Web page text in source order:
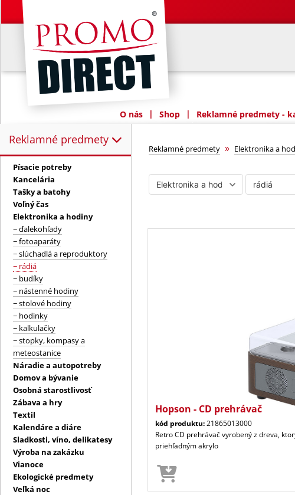
O nás | Shop | Reklamné predmety -
Reklamné predmety
Reklamné predmety:
Písacie potreby
Kancelária
Tašky a batohy
Voľný čas
Elektronika a hodiny
− ďalekohľady
− fotoaparáty
− slúchadlá a reproduktory
− rádiá
− budíky
− nástenné hodiny
− stolové hodiny
− hodinky
− kalkulačky
− stopky, kompasy a
meteostanice
Náradie a autopotreby
Domov a bývanie
Osobná starostlivosť
Zábava a hry
Textil
Kalendáre a diáre
Sladkosti, víno, delikatesy
Výroba na zakázku
Vianoce
Ekologické predmety
Veľká noc
rádiá
Reklamné predmety » Elektronika a
Hopson - CD prehrávač
kód produktu:21865013000
Retro CD prehrávač vyrobený z dreva,
priehľadným akrylo